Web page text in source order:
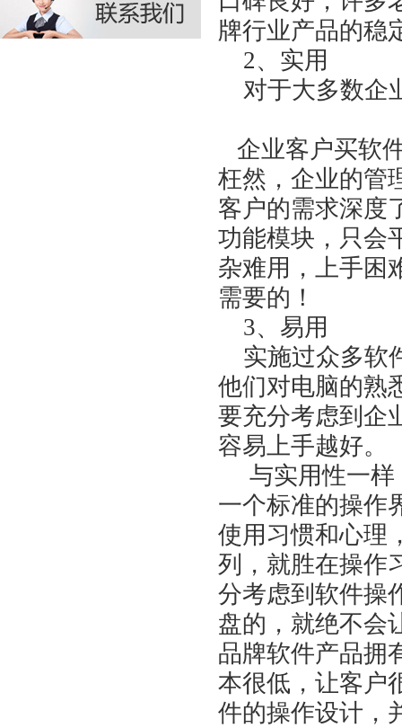
牌行业产品的稳
2、实用
对于大多数企
企业客户买软
枉然，企业的管
客户的需求深度
功能模块，只会
杂难用，上手困
需要的！
3、易用
实施过众多软
他们对电脑的熟
要充分考虑到企
容易上手越好。
与实用性一样
一个标准的操作
使用习惯和心理
列，就胜在操作
分考虑到软件操
盘的，就绝不会
品牌软件产品拥
本很低，让客户
件的操作设计，